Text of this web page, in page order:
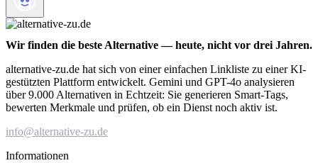
Wir finden die beste Alternative — heute, nicht vor drei Jahren.
alternative-zu.de hat sich von einer einfachen Linkliste zu einer KI-
gestützten Plattform entwickelt. Gemini und GPT-4o analysieren
über 9.000 Alternativen in Echtzeit: Sie generieren Smart-Tags,
bewerten Merkmale und prüfen, ob ein Dienst noch aktiv ist.
info@alternative-zu.de
Informationen